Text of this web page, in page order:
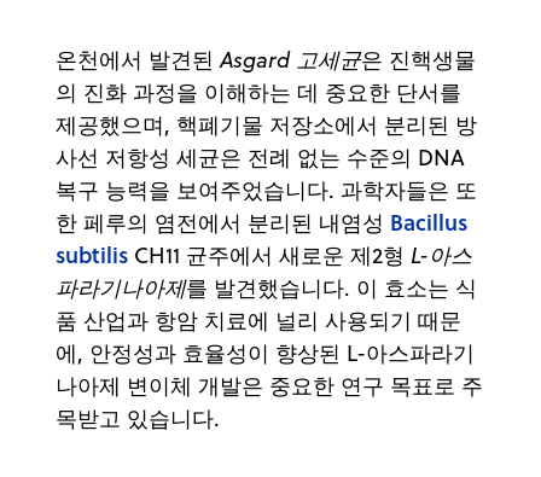
온천에서 발견된Asgard 고세균은 진핵생물
의 진화 과정을 이해하는 데 중요한 단서를
제공했으며, 핵폐기물 저장소에서 분리된 방
사선 저항성 세균은 전례 없는 수준의 DNA
복구 능력을 보여주었습니다. 과학자들은 또
한 페루의 염전에서 분리된 내염성 Bacillus
subtilis CH11 균주에서 새로운 제2형 L-아스
파라기나아제를 발견했습니다. 이 효소는 식
품 산업과 항암 치료에 널리 사용되기 때문
에, 안정성과 효율성이 향상된 L-아스파라기
나아제 변이체 개발은 중요한 연구 목표로 주
목받고 있습니다.